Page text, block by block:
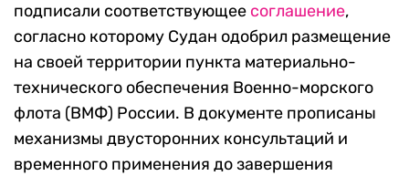
подписали соответствующее соглашение,
согласно которому Судан одобрил размещение
на своей территории пункта материально-
технического обеспечения Военно-морского
флота (ВМФ) России. В документе прописаны
механизмы двусторонних консультаций и
временного применения до завершения